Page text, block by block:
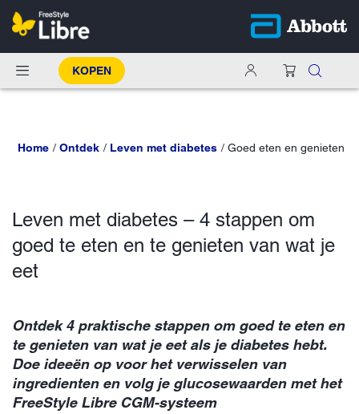
KOPEN
Home Ontdek Leven met diabetes Goed eten en genieten
Leven met diabetes – 4 stappen om
goed te eten en te genieten van wat je
eet
Ontdek 4 praktische stappen om goed te eten en
te genieten van wat je eet als je diabetes hebt.
Doe ideeën op voor het verwisselen van
ingredienten en volg je glucosewaarden met het
FreeStyle Libre CGM-systeem